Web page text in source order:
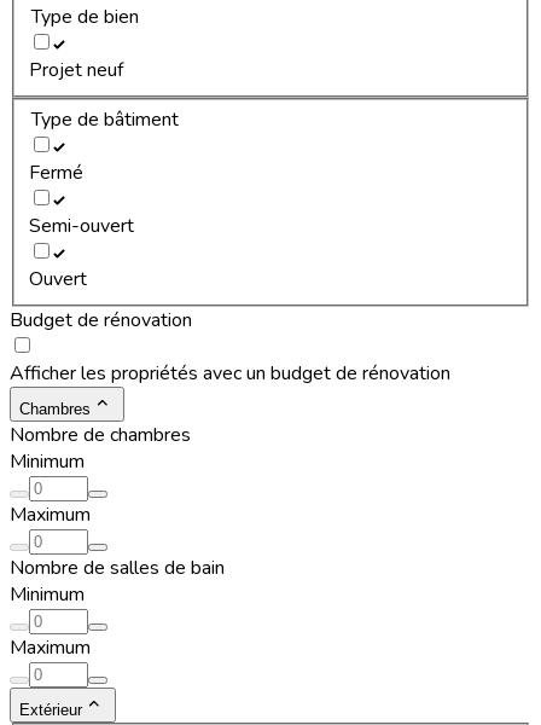
Type de bien
Projet neuf
Type de bâtiment
Fermé
Semi-ouvert
Ouvert
Budget de rénovation
Afficher les propriétés avec un budget de rénovation
Chambres
Nombre de chambres
Minimum
Maximum
Nombre de salles de bain
Minimum
Maximum
Extérieur